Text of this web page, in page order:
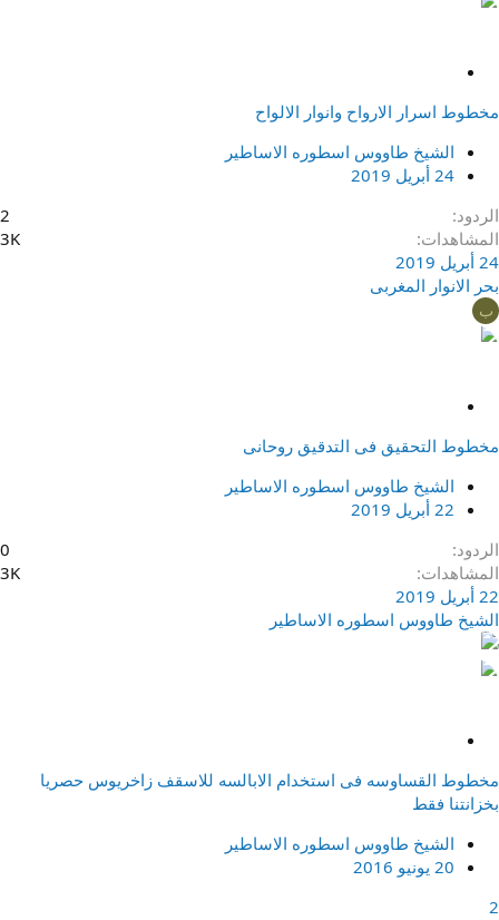
ب
ت
مخطوط اسرار الارواح وانوار الالواح
الشيخ طاووس اسطوره الاساطير
24 أبريل 2019
الردود
2
المشاهدات
3K
24 أبريل 2019
بحر الانوار المغربى
ب
ب
ت
مخطوط التحقيق فى التدقيق روحانى
الشيخ طاووس اسطوره الاساطير
22 أبريل 2019
الردود
0
المشاهدات
3K
22 أبريل 2019
الشيخ طاووس اسطوره الاساطير
ب
ت
مخطوط القساوسه فى استخدام الابالسه للاسقف زاخريوس حصريا
بخزانتنا فقط
الشيخ طاووس اسطوره الاساطير
20 يونيو 2016
2